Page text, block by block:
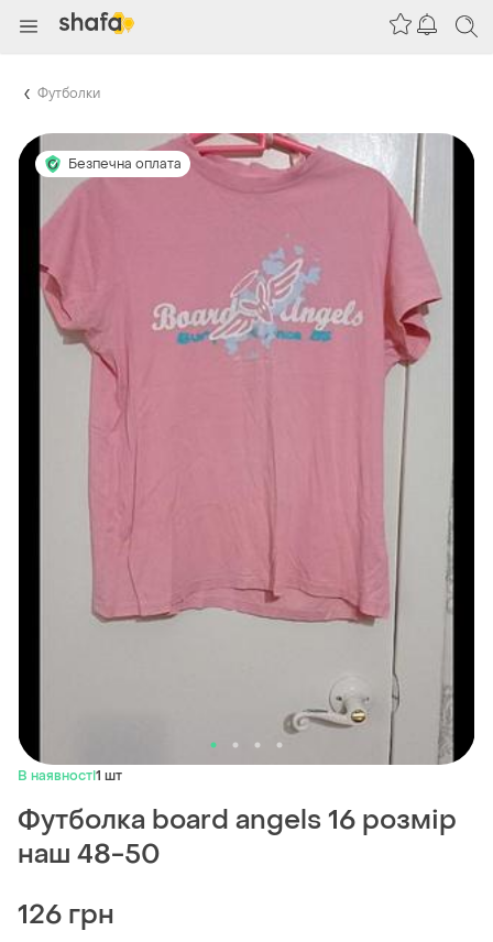
Футболки
Безпечна оплата
В наявності1 шт
Футболка board angels 16 розмір
наш 48-50
126 грн